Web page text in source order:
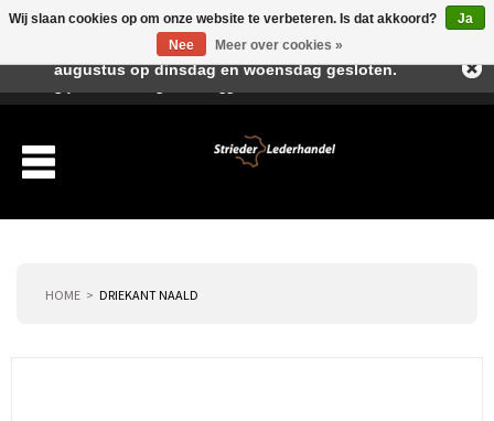
HOME DRIEKANT NAALD
Wij slaan cookies op om onze website te verbeteren. Is dat akkoord?
Ja
Nee
Meer over cookies »
Beste klant, I.v.m. de vakantieperiode zijn wij in juli en
augustus op dinsdag en woensdag gesloten.